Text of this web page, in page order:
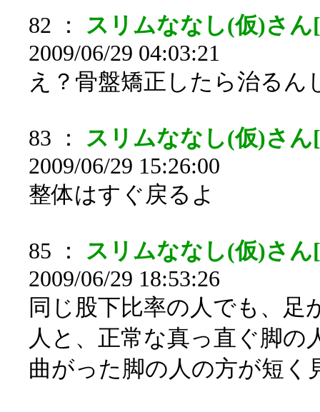
82 ： スリムななし(仮)さ
2009/06/29 04:03:21
え？骨盤矯正したら治るん
83 ：
スリムななし(仮)さ
2009/06/29 15:26:00
整体はすぐ戻るよ
85 ： スリムななし(仮)さ
2009/06/29 18:53:26
同じ股下比率の人でも、足
人と、正常な真っ直ぐ脚の
曲がった脚の人の方が短く